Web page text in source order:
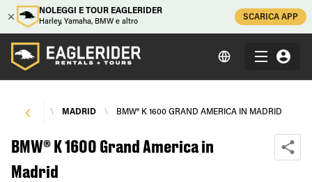
NOLEGGI E TOUR EAGLERIDER
Harley, Yamaha, BMW e altro
SCARICA APP
\ MADRID \ BMW® K 1600 GRAND AMERICA IN MADRID
BMW® K 1600 Grand America in
Madrid